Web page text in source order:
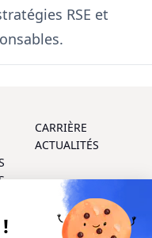
RSE et
CARRIÈRE
ACTUALITÉS